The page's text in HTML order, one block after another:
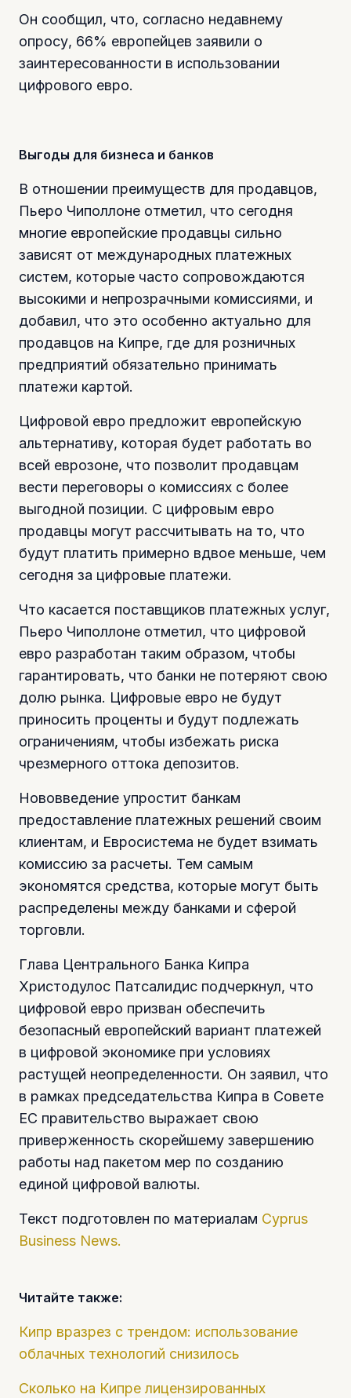
Он сообщил, что, согласно недавнему
опросу, 66% европейцев заявили о
заинтересованности в использовании
цифрового евро.
Выгоды для бизнеса и банков
В отношении преимуществ для продавцов,
Пьеро Чиполлоне отметил, что сегодня
многие европейские продавцы сильно
зависят от международных платежных
систем, которые часто сопровождаются
высокими и непрозрачными комиссиями, и
добавил, что это особенно актуально для
продавцов на Кипре, где для розничных
предприятий обязательно принимать
платежи картой.
Цифровой евро предложит европейскую
альтернативу, которая будет работать во
всей еврозоне, что позволит продавцам
вести переговоры о комиссиях с более
выгодной позиции. С цифровым евро
продавцы могут рассчитывать на то, что
будут платить примерно вдвое меньше, чем
сегодня за цифровые платежи.
Что касается поставщиков платежных услуг,
Пьеро Чиполлоне отметил, что цифровой
евро разработан таким образом, чтобы
гарантировать, что банки не потеряют свою
долю рынка. Цифровые евро не будут
приносить проценты и будут подлежать
ограничениям, чтобы избежать риска
чрезмерного оттока депозитов.
Нововведение упростит банкам
предоставление платежных решений своим
клиентам, и Евросистема не будет взимать
комиссию за расчеты. Тем самым
экономятся средства, которые могут быть
распределены между банками и сферой
торговли.
Глава Центрального Банка Кипра
Христодулос Патсалидис подчеркнул, что
цифровой евро призван обеспечить
безопасный европейский вариант платежей
в цифровой экономике при условиях
растущей неопределенности. Он заявил, что
в рамках председательства Кипра в Совете
ЕС правительство выражает свою
приверженность скорейшему завершению
работы над пакетом мер по созданию
единой цифровой валюты.
Текст подготовлен по материалам Cyprus
Business News.
Читайте также:
Кипр вразрез с трендом: использование
облачных технологий снизилось
Сколько на Кипре лицензированных